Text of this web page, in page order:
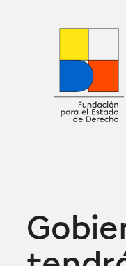
Sobre nosotros
Defensa